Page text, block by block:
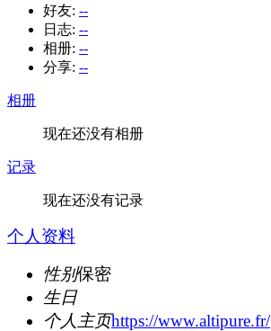
好友: --
日志: --
相册: --
分享: --
相册
现在还没有相册
记录
现在还没有记录
个人资料
性别保密
生日
个人主页https://www.altipure.fr/